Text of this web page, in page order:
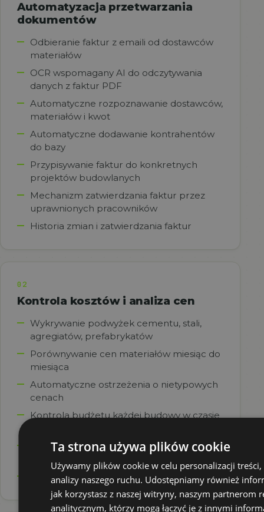
Automatyzacja przetwarzania
dokumentów
Odbieranie faktur z emaili od dostawców
materiałów
OCR wspomagany AI do odczytywania
danych z faktur PDF
Automatyczne rozpoznawanie dostawców,
materiałów i kwot
Automatyczne dodawanie kontrahentów
do bazy
Przypisywanie faktur do konkretnych
projektów budowlanych
Mechanizm zatwierdzania faktur przez
uprawnionych pracowników
Historia zmian i zatwierdzania faktur
02
Kontrola kosztów i analiza cen
Wykrywanie podwyżek cementu, stali,
agregiatów, prefabrykatów
Porównywanie cen materiałów miesiąc do
miesiąca
Automatyczne ostrzeżenia o nietypowych
cenach
Kontrola budżetu każdej budowy w czasie
Kategoryzacja kosztów według materiałów
Porównywanie kosztów między projektami
Ta strona używa plików cookie
Używamy plików cookie w celu personalizacji
analizy naszego ruchu. Udostępniamy również
jak korzystasz z naszej witryny, naszym partnerom
analitycznym, którzy mogą łączyć je z innymi